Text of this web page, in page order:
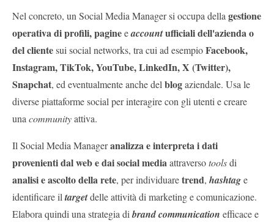
Nel concreto, un Social Media Manager si occupa dellagestione
operativa di profili, pagineeaccountufficiali dell'azienda o
del clientesui social networks, tra cui ad esempioFacebook,
Instagram, TikTok, YouTube, LinkedIn, X (Twitter),
Snapchat, ed eventualmente anche delblogaziendale. Usa le
diverse piattaforme social per interagire con gli utenti e creare
unacommunityattiva.
Il Social Media Manageranalizza e interpreta i dati
provenienti dal web e dai social mediaattraversotoolsdi
analisi e ascolto della rete, per individuaretrend, hashtage
identificare iltargetdelle attività di marketing e comunicazione.
Elabora quindi una strategia dibrand communication efficace e